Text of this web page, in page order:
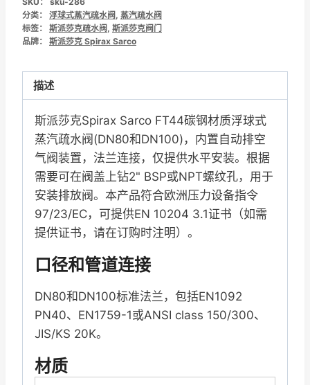
浮
球
式
汽
疏
水
阀
DN80/DN100
数
量
分类： 浮球式蒸汽疏水阀 , 蒸汽疏水阀
标签： 斯派莎克疏水阀 , 斯派莎克阀门
品牌： 斯派莎克 Spirax Sarco
描述
斯派莎克Spirax Sarco FT44碳钢材质浮球式
蒸汽疏水阀(DN80和DN100)，内置自动排空
气阀装置，法兰连接，仅提供水平安装。根据
需要可在阀盖上钻2" BSP或NPT螺纹孔，用于
安装排放阀。本产品符合欧洲压力设备指令
97/23/EC，可提供EN 10204 3.1证书（如需
提供证书，请在订购时注明）。
口径和管道连接
DN80和DN100标准法兰，包括EN1092
PN40、EN1759-1或ANSI class 150/300、
JIS/KS 20K。
材质